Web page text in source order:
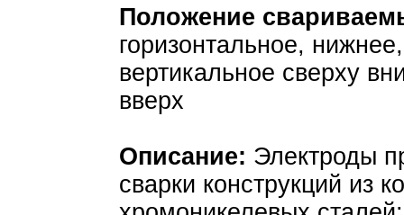
Положение
горизонтальное,
вертикальное сверху
вверх
Описание: Электроды
сварки конструкций из